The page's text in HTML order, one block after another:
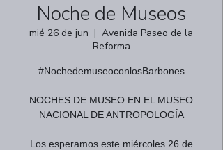
Noche de Museos
mié 26 de jun
  |
Avenida Paseo de la
Reforma
#NochedemuseoconlosBarbones
NOCHES DE MUSEO EN EL MUSEO
NACIONAL DE ANTROPOLOGÍA
Los esperamos este miércoles 26 de